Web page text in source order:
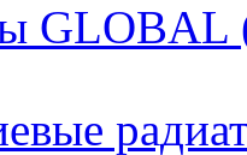
GLOBAL